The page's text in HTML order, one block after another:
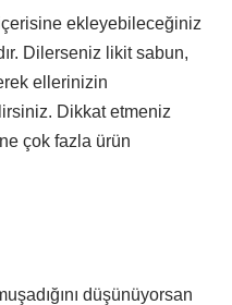
ekleyebileceğiniz
Dilerseniz likit sabun,
ellerinizin
Dikkat etmeniz
çok fazla ürün
düşünüyorsan